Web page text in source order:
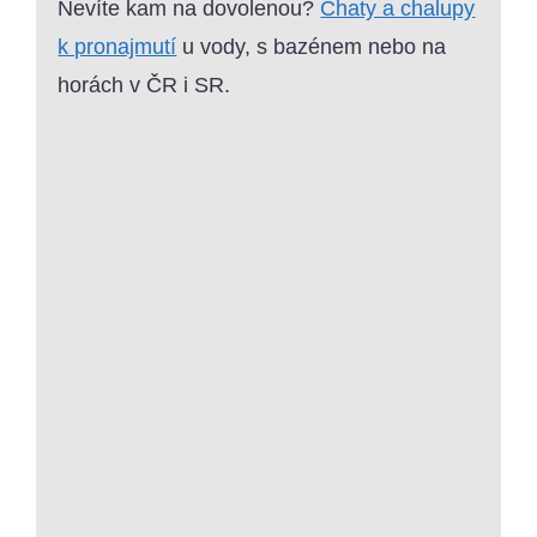
Nevíte kam na dovolenou? Chaty a chalupy
k pronajmutí u vody, s bazénem nebo na
horách v ČR i SR.